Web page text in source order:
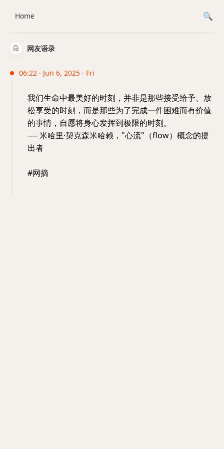
网友语录
06:22 · Jun 6, 2025 · Fri
我们生命中最美好的时刻，并非是那些接受给予、放
松享受的时刻，而是那些为了完成一件困难而有价值
的事情，自愿将身心发挥到极限的时刻。
---- 米哈里·契克森米哈赖，"心流"（flow）概念的提
出者
#网摘
Home